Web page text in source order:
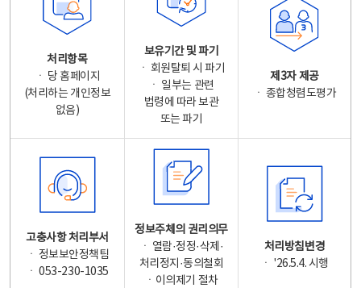
처리항목
ㆍ 당 홈페이지
(처리하는 개인정보
없음)
보유기간 및 파기
ㆍ 회원탈퇴 시 파기
ㆍ 일부는 관련
법령에 따라 보관
또는 파기
제3자 제공
ㆍ 종합청렴도평가
고충사항 처리부서
ㆍ 정보보안정책팀
ㆍ 053-230-1035
정보주체의 권리의무
ㆍ 열람·정정·삭제·
처리정지·동의철회
ㆍ이의제기 절차
처리방침변경
ㆍ '26.5.4. 시행